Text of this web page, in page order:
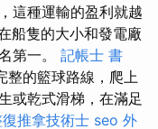
這種運輸的盈利就越
船隻的大小和發電廠
第一。 記帳士 書
整的籃球路線，爬上
或乾式滑梯，在滿足
推拿技術士 seo 外